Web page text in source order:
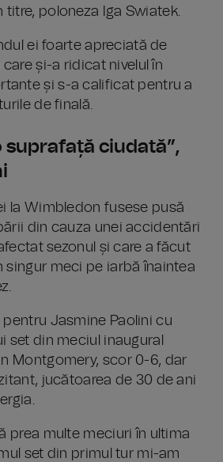
titre, poloneza Iga Swiatek.
ei foarte apreciată de
și-a ridicat nivelul în
și s-a calificat pentru a
de finală.
suprafață ciudată”,
la Wimbledon fusese pusă
din cauza unei accidentări
sezonul și care a făcut
singur meci pe iarbă înaintea
pentru Jasmine Paolini cu
set din meciul inaugural
Montgomery, scor 0-6, dar
jucătoarea de 30 de ani
prea multe meciuri în ultima
set din primul tur mi-am